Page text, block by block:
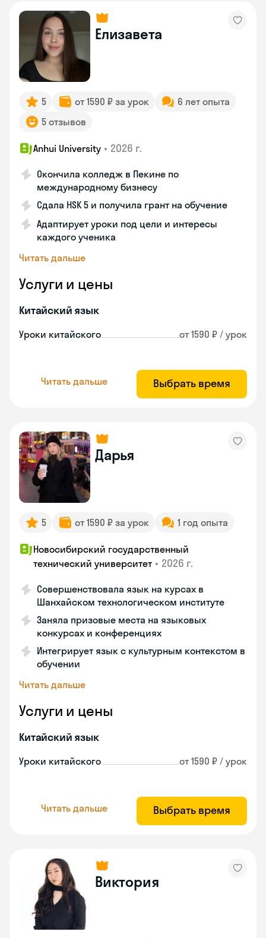
Елизавета
5 от 1590 ₽ за урок
6 лет опыта
5 отзывов
Anhui University • 2026 г.
Окончила колледж в Пекине по
международному бизнесу
Сдала HSK 5 и получила грант на обучение
Адаптирует уроки под цели и интересы
каждого ученика
Читать дальше
Услуги и цены
Китайский язык
Уроки китайского от 1590 ₽ / урок
Читать дальше Выбрать время
Дарья
5 от 1590 ₽ за урок 1 год опыта
Новосибирский государственный
технический университет • 2026 г.
Совершенствовала язык на курсах в
Шанхайском технологическом институте
Заняла призовые места на языковых
конкурсах и конференциях
Интегрирует язык с культурным контекстом в
обучении
Читать дальше
Услуги и цены
Китайский язык
Уроки китайского от 1590 ₽ / урок
Читать дальше Выбрать время
Виктория